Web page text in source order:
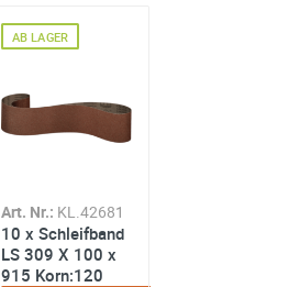
Art. Nr.: KL.42681
10 x Schleifband
LS 309 X 100 x
915 Korn:120
AB LAGER